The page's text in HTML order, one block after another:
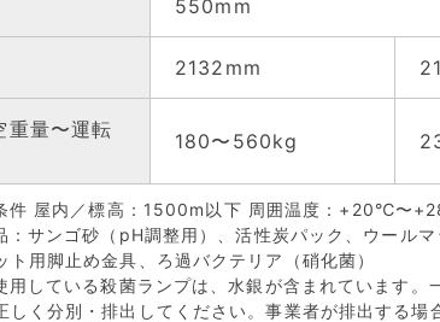
550mm
2132mm
重量〜運転
180〜560kg
件 屋内／標高：1500m以下 周囲温度：+20℃〜
：サンゴ砂（pH調整用）、活性炭パック、ウール
ト用脚止め金具、ろ過バクテリア（硝化菌）
用している殺菌ランプは、水銀が含まれています
しく分別・排出してください。事業者が排出する場